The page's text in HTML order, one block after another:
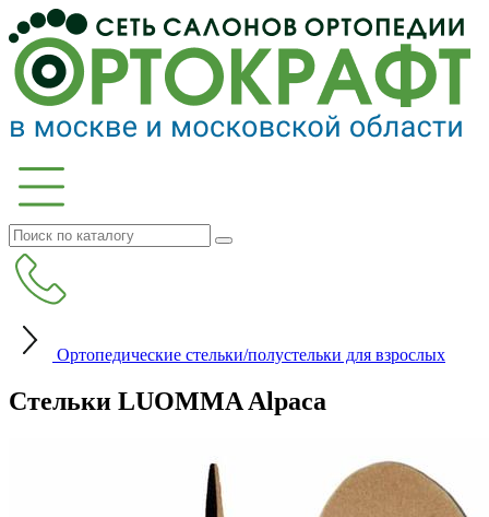
Ортопедические стельки/полустельки для взрослых
Стельки LUOMMA Alpaca